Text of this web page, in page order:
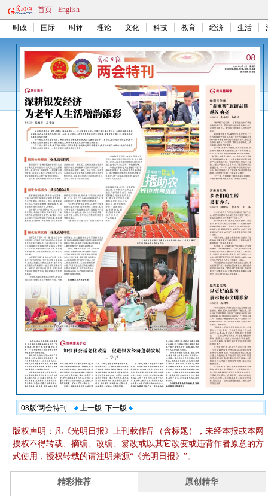
首页 English
时政 国际 时评 理论 文化 科技 教育 经济 生活
08版:两会特刊 上一版 下一版
版权声明：凡《光明日报》上刊载作品（含标题），未经本报或本网
授权不得转载、摘编、改编、篡改或以其它改变或违背作者原意的方
式使用，授权转载的请注明来源“《光明日报》”。